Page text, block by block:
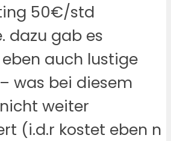
50€/std
dazu gab es
auch lustige
was bei diesem
weiter
(i.d.r kostet eben n